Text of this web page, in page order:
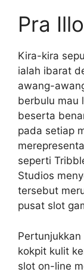
Pra
Kira-kira
ialah ibarat
awang-
berbulu mau
beserta
pada setiap
seperti
Studios
tersebut
pusat slot
kokpit kulit
slot on-line